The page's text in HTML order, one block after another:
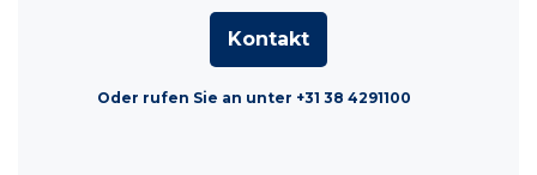
Kontakt
Oder rufen Sie an unter +31 38 4291100